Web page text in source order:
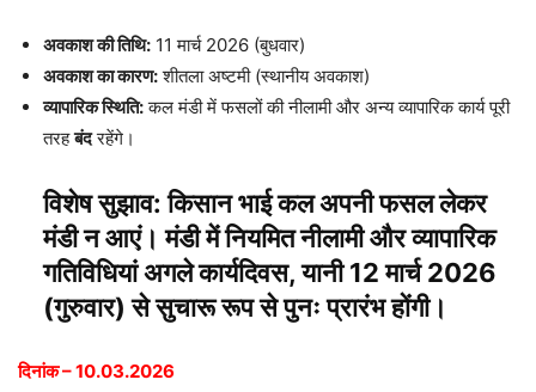
अवकाश की तिथि: 11 मार्च 2026 (बुधवार)
अवकाश का कारण:शीतला अष्टमी (स्थानीय अवकाश)
व्यापारिक स्थिति:कल मंडी में फसलों की नीलामी और अन्य व्यापारिक कार्य पूरी
तरहबंदरहेंगे।
विशेष सुझाव: किसान भाई कल अपनी फसल लेकर
मंडी न आएं। मंडी में नियमित नीलामी और व्यापारिक
गतिविधियां अगले कार्यदिवस, यानी12 मार्च 2026
(गुरुवार) से सुचारू रूप से पुनः प्रारंभ होंगी।
दिनांक – 10.03.2026